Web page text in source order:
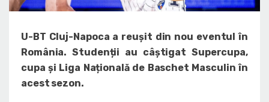
U-BT Cluj-Napoca a reușit din nou eventul în
România. Studenții au câștigat Supercupa,
cupa și Liga Națională de Baschet Masculin în
acest sezon.